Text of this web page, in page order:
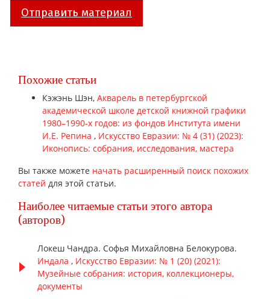
Отправить материал
Похожие статьи
Кэжэнь Шэн, Акварель в петербургской
академической школе детской книжной графики
1980–1990-х годов: из фондов Института имени
И.Е. Репина , Искусство Евразии: № 4 (31) (2023):
Иконопись: собрания, исследования, мастера
Вы также можете начать расширенный поиск похожих
статей для этой статьи.
Наиболее читаемые статьи этого автора
(авторов)
Локеш Чандра. Софья Михайловна Белокурова.
Индала , Искусство Евразии: № 1 (20) (2021):
Музейные собрания: история, коллекционеры,
документы